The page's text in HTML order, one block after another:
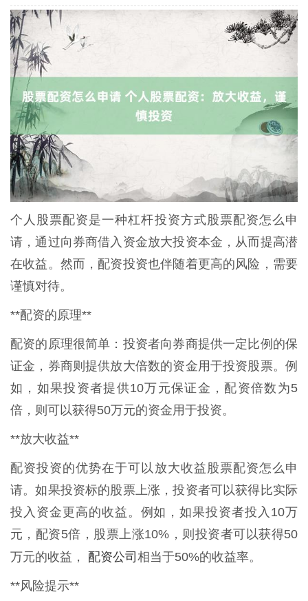
个人股票配资是一种杠杆投资方式股票配资怎么申
请，通过向券商借入资金放大投资本金，从而提高潜
在收益。然而，配资投资也伴随着更高的风险，需要
谨慎对待。
**配资的原理**
配资的原理很简单：投资者向券商提供一定比例的保
证金，券商则提供放大倍数的资金用于投资股票。例
如，如果投资者提供10万元保证金，配资倍数为5
倍，则可以获得50万元的资金用于投资。
**放大收益**
配资投资的优势在于可以放大收益股票配资怎么申
请。如果投资标的股票上涨，投资者可以获得比实际
投入资金更高的收益。例如，如果投资者投入10万
元，配资5倍，股票上涨10%，则投资者可以获得50
万元的收益，
配资公司相当于50%的收益率。
**风险提示**